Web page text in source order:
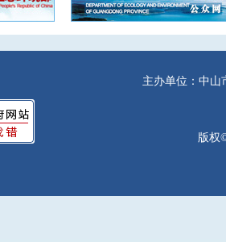
主办单位：中山
版权